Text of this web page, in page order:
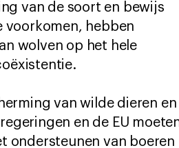
van de soort en bewijs
voorkomen, hebben
wolven op het hele
van wilde dieren en
en de EU
ondersteunen van boeren